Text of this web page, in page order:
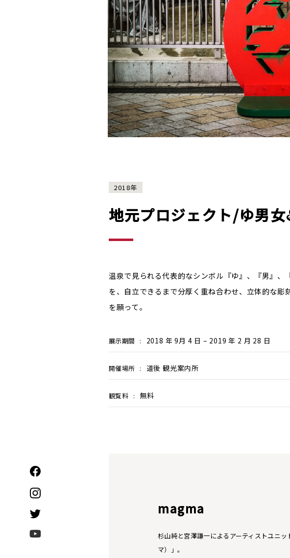
2018年
地元プロジェクト/ゆ男
温泉で見られる代表的なシンボル『ゆ』、『男』
を、自立できるまで分厚く重ね合わせ、立体的な
を願って。
展示期間 : 2018 年 9月 4 日 – 2019 年 2 月 28 日
開催場所 : 道後 観光案内所
観覧料 : 無料
magma
杉山純と宮澤謙一によるアーティストユニ
マ）」。